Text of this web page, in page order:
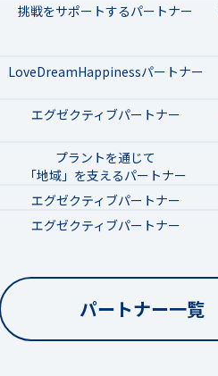
挑戦をサポートするパートナー
LoveDreamHappinessパートナー
エグゼクティブパートナー
プラントを通じて
「地域」を支えるパートナー
エグゼクティブパートナー
エグゼクティブパートナー
パートナー一覧